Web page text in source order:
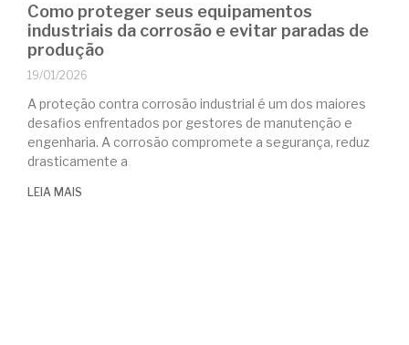
Como proteger seus equipamentos
industriais da corrosão e evitar paradas de
produção
19/01/2026
A proteção contra corrosão industrial é um dos maiores
desafios enfrentados por gestores de manutenção e
engenharia. A corrosão compromete a segurança, reduz
drasticamente a
LEIA MAIS